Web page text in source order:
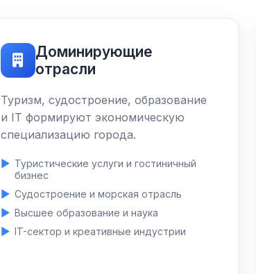
Доминирующие
отрасли
Туризм, судостроение, образование
и IT формируют экономическую
специализацию города.
Туристические услуги и гостиничный
бизнес
Судостроение и морская отрасль
Высшее образование и наука
IT-сектор и креативные индустрии